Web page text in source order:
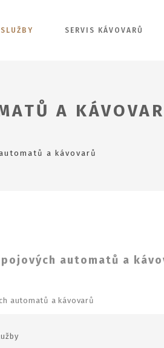
SLUŽBY SERVIS KÁVOVARŮ
A
a kávovarů
automatů a
automatů a kávovarů